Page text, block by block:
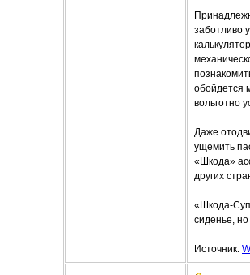
заботливо
обойдется
вольготно
Даже
ущемить
«Шкода»
других
«Шкода-
сиденье,
Источник: